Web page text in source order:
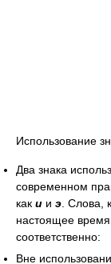
Использование
Два знака
современном
как и и э . Слова,
настоящее
соответственно:
Вне